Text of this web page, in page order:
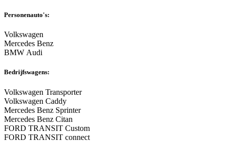
Personenauto's:
Volkswagen
Mercedes Benz
BMW Audi
Bedrijfswagens:
Volkswagen Transporter
Volkswagen Caddy
Mercedes Benz Sprinter
Mercedes Benz Citan
FORD TRANSIT Custom
FORD TRANSIT connect